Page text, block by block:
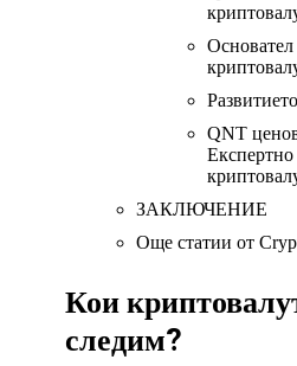
QNT
ЗАКЛЮЧЕНИЕ
Още статии от
Кои
следим?